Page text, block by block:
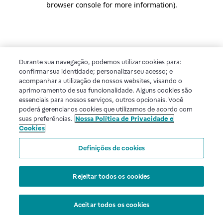
browser console for more information).
Durante sua navegação, podemos utilizar cookies para:
confirmar sua identidade; personalizar seu acesso; e
acompanhar a utilização de nossos websites, visando o
aprimoramento de sua funcionalidade. Alguns cookies são
essenciais para nossos serviços, outros opcionais. Você
poderá gerenciar os cookies que utilizamos de acordo com
suas preferências. Nossa Política de Privacidade e
Cookies
Definições de cookies
Rejeitar todos os cookies
Aceitar todos os cookies